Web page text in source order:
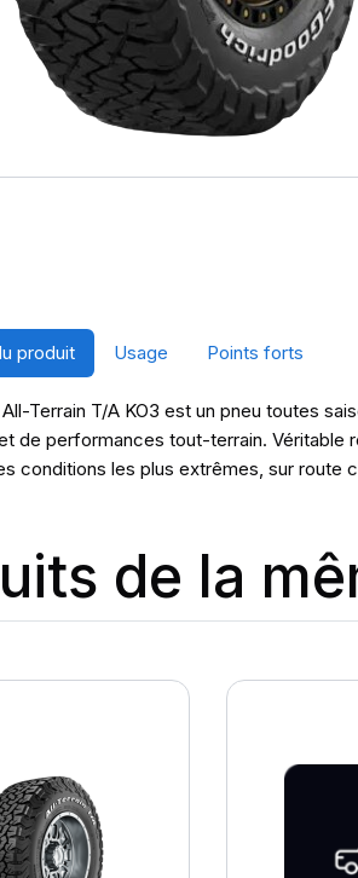
produit Usage Points forts
Terrain T/A KO3 est un pneu toutes
de performances tout-terrain. Véritable
conditions les plus extrêmes, sur route
de la